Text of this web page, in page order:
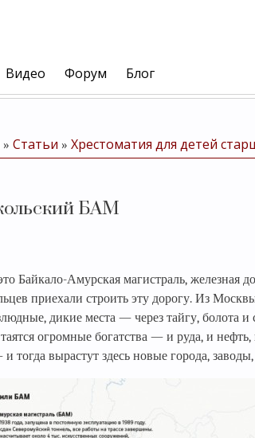
Видео Форум Блог
» Статьи » Хрестоматия для детей
БАМ
Байкало-Амурская магистраль, железная
приехали строить эту дорогу. Из
дикие места — через тайгу, болота
огромные богатства — и руда, и
тогда вырастут здесь новые города,